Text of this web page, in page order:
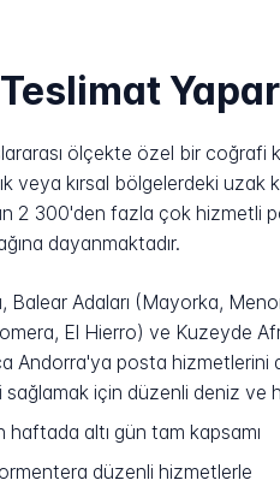
ölçekte özel bir coğrafi
veya kırsal bölgelerdeki
2 300'den fazla çok hizmetli
dayanmaktadır.
Balear Adaları (Mayorka,
El Hierro) ve Kuzeyde
Andorra'ya posta
için düzenli deniz ve
haftada altı gün tam kapsamı
düzenli hizmetlerle